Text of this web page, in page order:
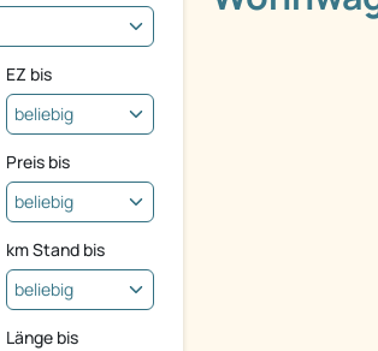
EZ bis
Preis bis
km Stand bis
Länge bis